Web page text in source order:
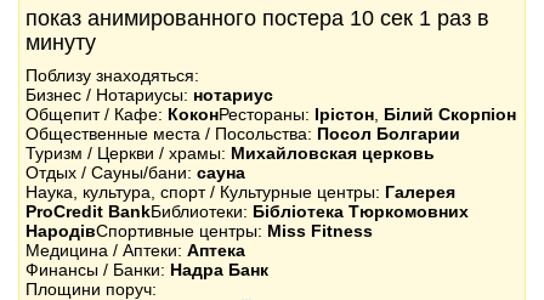
показ анимированного постера 10 сек 1 раз в
минуту
Поблизу знаходяться:
Бизнес / Нотариусы: нотариус
Общепит / Кафе: КоконРестораны: Ірістон Білий Скорпіон
Общественные места / Посольства: Посол Болгарии
Туризм / Церкви / храмы: Михайловская церковь
Отдых / Сауны/бани: сауна
Наука, культура, спорт / Культурные центры: Галерея
ProCredit BankБиблиотеки: Бібліотека Тюркомовних
НародівСпортивные центры: Miss Fitness
Медицина / Аптеки: Аптека
Финансы / Банки: Надра Банк
Площини поруч: